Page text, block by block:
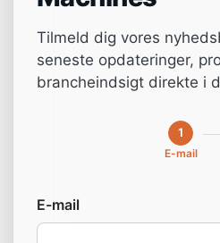
Tilmeld dig vores
seneste opdateringer,
brancheindsigt direkte i
1
E-mail
E-mail